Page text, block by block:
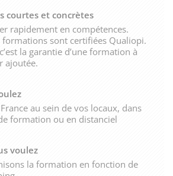
courtes et concrètes
rapidement en compétences.
formations sont certifiées Qualiopi.
la garantie d’une formation à
ajoutée.
au sein de vos locaux, dans
formation ou en distanciel
voulez
la formation en fonction de